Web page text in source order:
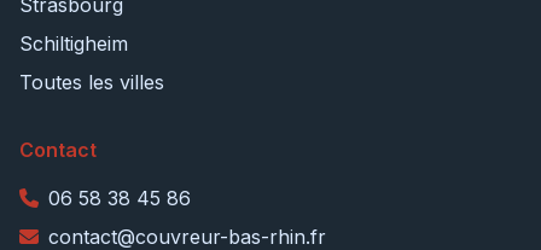
Strasbourg
Schiltigheim
Toutes les villes
Contact
06 58 38 45 86
contact@couvreur-bas-rhin.fr